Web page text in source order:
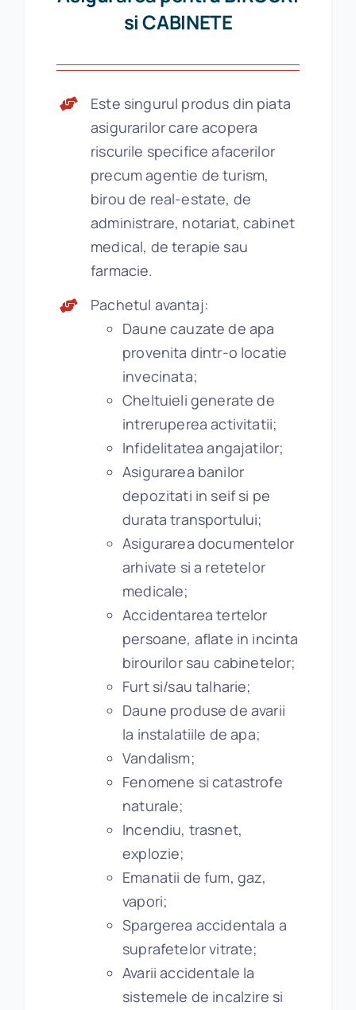
si CABINETE
Este singurul produs din piata
asigurarilor care acopera
riscurile specifice afacerilor
precum agentie de turism,
birou de real-estate, de
administrare, notariat, cabinet
medical, de terapie sau
farmacie.
Pachetul avantaj:
Daune cauzate de apa
provenita dintr-o locatie
invecinata;
Cheltuieli generate de
intreruperea activitatii;
Infidelitatea angajatilor;
Asigurarea banilor
depozitati in seif si pe
durata transportului;
Asigurarea documentelor
arhivate si a retetelor
medicale;
Accidentarea tertelor
persoane, aflate in incinta
birourilor sau cabinetelor;
Furt si/sau talharie;
Daune produse de avarii
la instalatiile de apa;
Vandalism;
Fenomene si catastrofe
naturale;
Incendiu, trasnet,
explozie;
Emanatii de fum, gaz,
vapori;
Spargerea accidentala a
suprafetelor vitrate;
Avarii accidentale la
sistemele de incalzire si